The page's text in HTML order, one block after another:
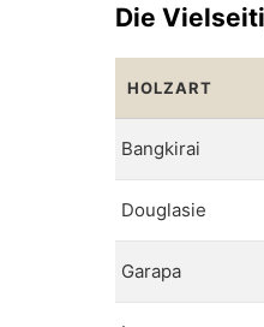
Die
HOLZART
Bangkirai
Douglasie
Garapa